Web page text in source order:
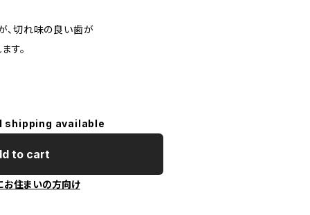
、切れ味の良い歯が
す。
shipping available
to cart
お住まいの方向け